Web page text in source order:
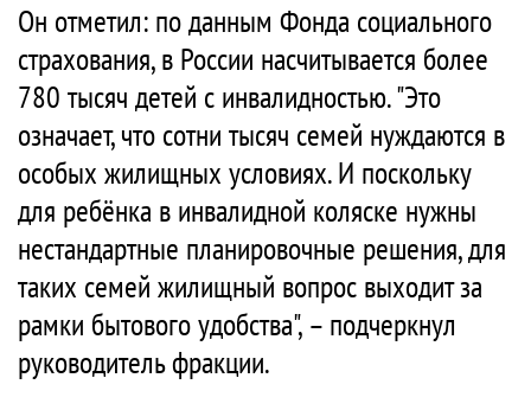
Он отметил: по данным Фонда социального
страхования, в России насчитывается более
780 тысяч детей с инвалидностью. "Это
означает, что сотни тысяч семей нуждаются в
особых жилищных условиях. И поскольку
для ребёнка в инвалидной коляске нужны
нестандартные планировочные решения, для
таких семей жилищный вопрос выходит за
рамки бытового удобства", – подчеркнул
руководитель фракции.